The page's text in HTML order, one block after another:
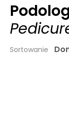
Sortowanie